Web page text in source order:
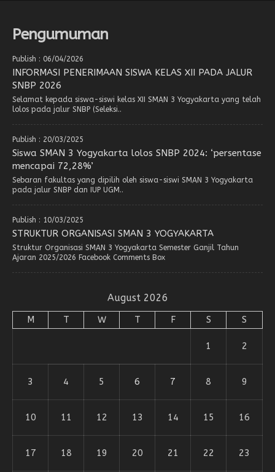
Pengumuman
Publish : 06/04/2026
INFORMASI PENERIMAAN SISWA KELAS XII PADA JALUR
SNBP 2026
Selamat kepada siswa-siswi kelas XII SMAN 3 Yogyakarta yang telah
lolos pada jalur SNBP (Seleksi..
Publish : 20/03/2025
Siswa SMAN 3 Yogyakarta lolos SNBP 2024: ‘persentase
mencapai 72,28%’
Sebaran fakultas yang dipilih oleh siswa-siswi SMAN 3 Yogyakarta
pada jalur SNBP dan IUP UGM..
Publish : 10/03/2025
STRUKTUR ORGANISASI SMAN 3 YOGYAKARTA
Struktur Organisasi SMAN 3 Yogyakarta Semester Ganjil Tahun
Ajaran 2025/2026 Facebook Comments Box
August 2026
M T W T F S S
1 2
3 4 5 6 7 8 9
10 11 12 13 14 15 16
17 18 19 20 21 22 23